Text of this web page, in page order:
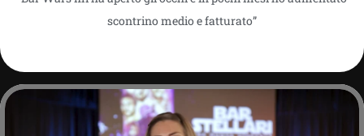
scontrino medio e fatturato”